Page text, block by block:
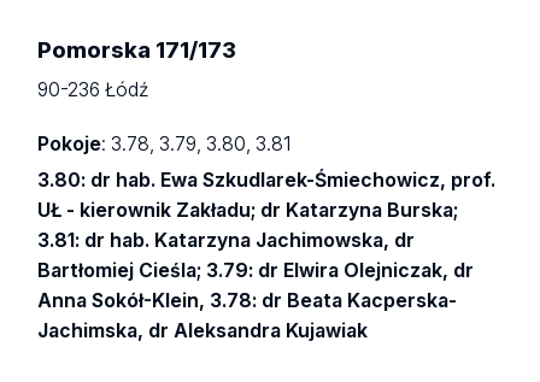
Pomorska 171/173
90-236 Łódź
Pokoje: 3.78, 3.79, 3.80, 3.81
3.80: dr hab. Ewa Szkudlarek-Śmiechowicz, prof.
UŁ - kierownik Zakładu; dr Katarzyna Burska;
3.81: dr hab. Katarzyna Jachimowska, dr
Bartłomiej Cieśla; 3.79: dr Elwira Olejniczak, dr
Anna Sokół-Klein, 3.78: dr Beata Kacperska-
Jachimska, dr Aleksandra Kujawiak